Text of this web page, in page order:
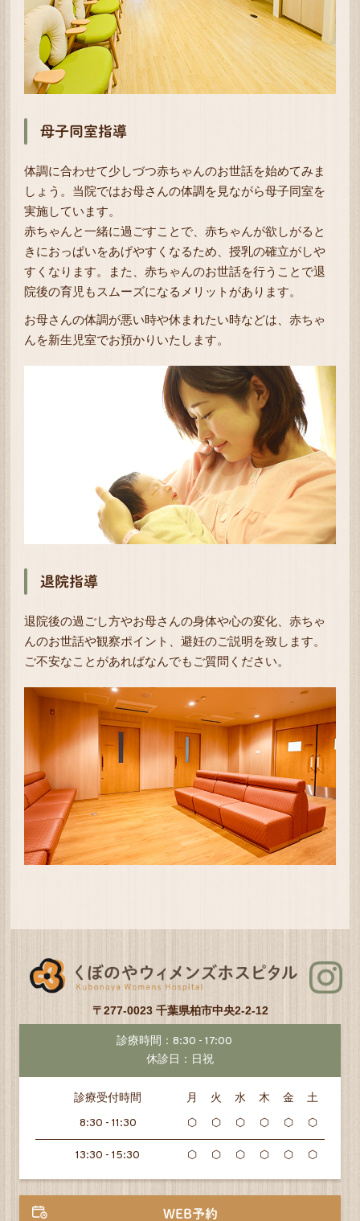
母子同室指導
体調に合わせて少しづつ赤ちゃんのお世話を始めてみま
しょう。当院ではお母さんの体調を見ながら母子同室を
実施しています。
赤ちゃんと一緒に過ごすことで、赤ちゃんが欲しがると
きにおっぱいをあげやすくなるため、授乳の確立がしや
すくなります。また、赤ちゃんのお世話を行うことで退
院後の育児もスムーズになるメリットがあります。
お母さんの体調が悪い時や休まれたい時などは、赤ちゃ
んを新生児室でお預かりいたします。
退院指導
退院後の過ごし方やお母さんの身体や心の変化、赤ちゃ
んのお世話や観察ポイント、避妊のご説明を致します。
ご不安なことがあればなんでもご質問ください。
〒277-0023 千葉県柏市中央2-2-12
診療時間：8:30 - 17:00
休診日：日祝
診療受付時間 月 火 水 木 金
土
8:30 - 11:30
⬡ ⬡ ⬡ ⬡ ⬡ ⬡
13:30 - 15:30 ⬡ ⬡ ⬡ ⬡ ⬡ ⬡
WEB予約